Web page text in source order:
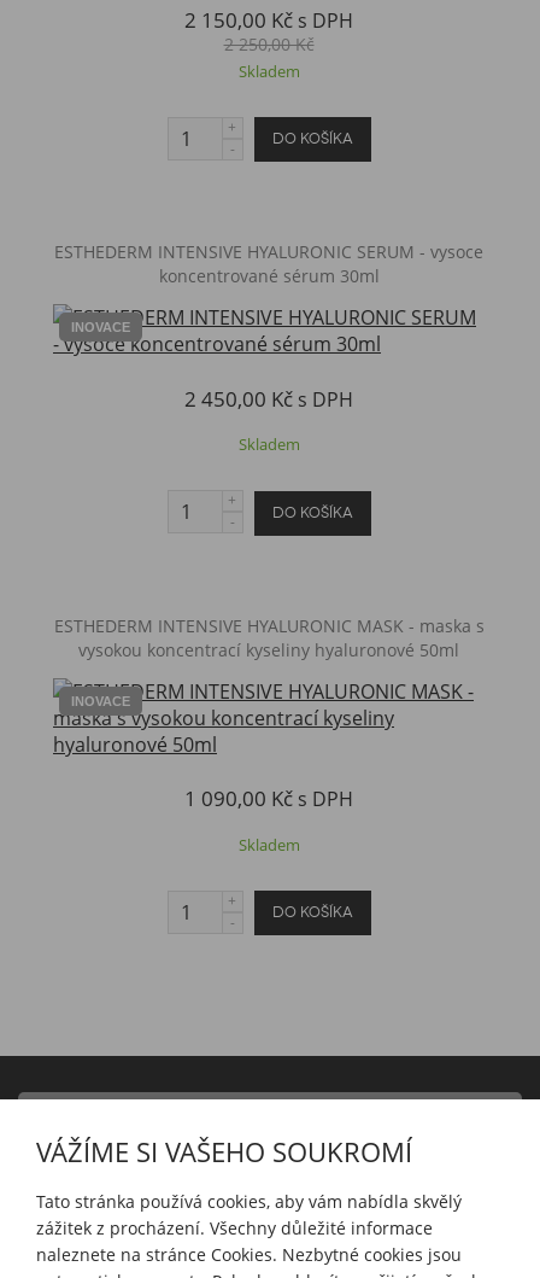
2 150,00 Kč s DPH
2 250,00 Kč
Skladem
ESTHEDERM INTENSIVE HYALURONIC SERUM - vysoce
koncentrované sérum 30ml
INOVACE
2 450,00 Kč s DPH
Skladem
ESTHEDERM ​INTENSIVE HYALURONIC MASK - maska s
vysokou koncentrací kyseliny hyaluronové 50ml
INOVACE
1 090,00 Kč s DPH
Skladem
INFORMACE
VÁŽÍME SI VAŠEHO SOUKROMÍ
Tato stránka používá cookies, aby vám nabídla skvělý
zážitek z procházení. Všechny důležité informace
naleznete na stránce Cookies. Nezbytné cookies jsou